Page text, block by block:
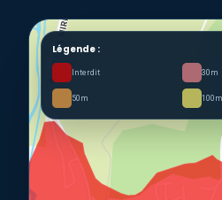
Légende :
Interdit 30m
50m 100m